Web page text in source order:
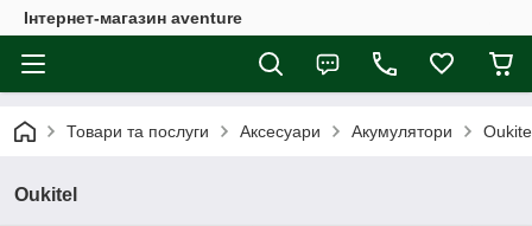
Інтернет-магазин aventure
Товари та послуги Аксесуари Акумулятори
Oukitel